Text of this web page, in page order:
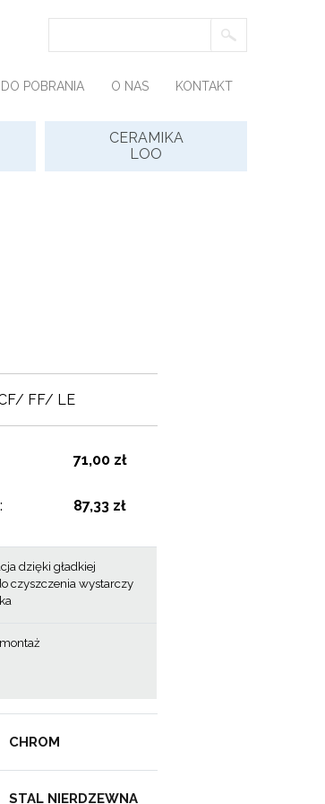
DO POBRANIA O NAS KONTAKT
CERAMIKA
LOO
FF/ LE
71,00 zł
87,33 zł
dzięki gładkiej
czyszczenia wystarczy
CHROM
STAL NIERDZEWNA